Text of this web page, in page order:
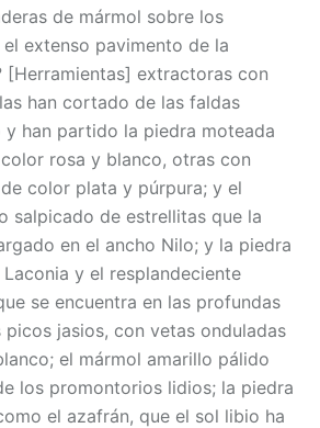
de mármol sobre los
extenso pavimento de la
[Herramientas] extractoras con
han cortado de las faldas
y han partido la piedra moteada
rosa y blanco, otras con
color plata y púrpura; y el
salpicado de estrellitas que la
en el ancho Nilo; y la piedra
y el resplandeciente
se encuentra en las profundas
jasios, con vetas onduladas
el mármol amarillo pálido
los promontorios lidios; la piedra
el azafrán, que el sol libio ha